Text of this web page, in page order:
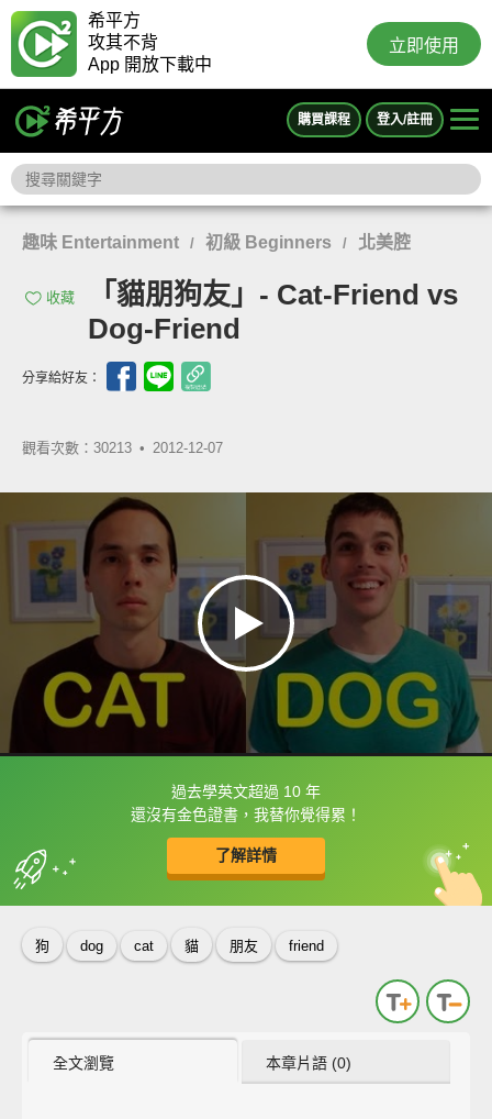
希平方
攻其不背
App 開放下載中
立即使用
購買課程 登入/註冊
趣味 Entertainment / 初級 Beginners / 北美腔
收藏
「貓朋狗友」- Cat-Friend vs
Dog-Friend
分享給好友：
觀看次數：30213 • 2012-12-07
過去學英文超過 10 年
還沒有金色證書，我替你覺得累！
了解詳情
框選或點兩下字幕可以直接查字典喔！
收錄佳句 中
英
狗 dog cat 貓 朋友 friend
全文瀏覽 本章片語 (0)